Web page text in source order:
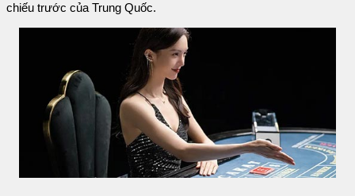
chiếu trước của Trung Quốc.